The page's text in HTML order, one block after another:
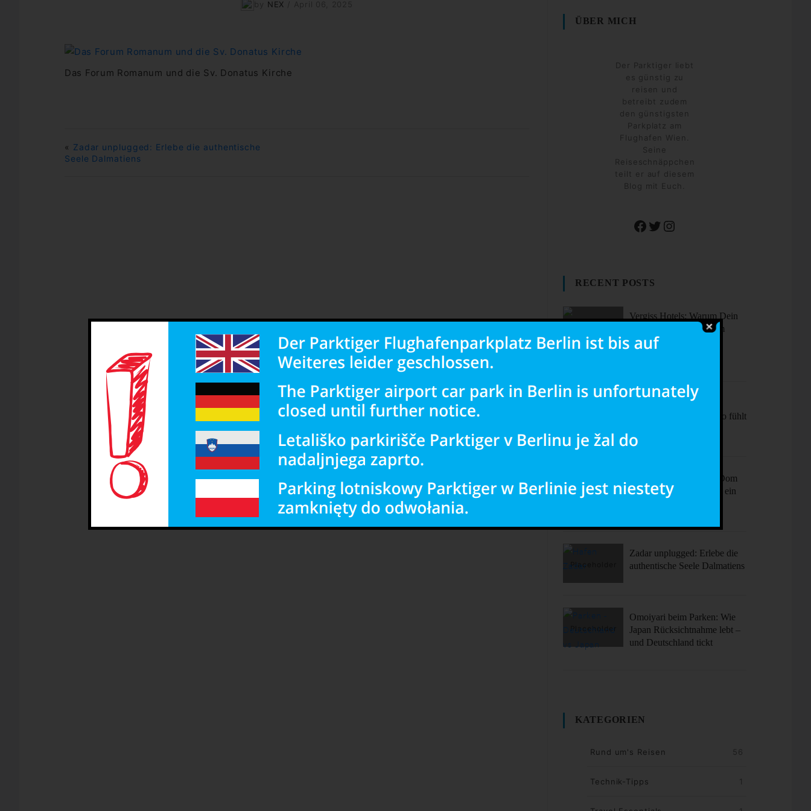
NEX
Das Forum Romanum und die Sv. Donatus Kirche
« Zadar unplugged: Erlebe die authentische
Seele Dalmatiens
ÜBER MICH
Der Parktiger liebt
es günstig zu
reisen und
betreibt zudem
den günstigsten
Parkplatz am
Flughafen Wien.
Seine
Reiseschnäppchen
teilt er auf diesem
Blog mit Euch.
Facebook
TwitterInstagram
RECENT POSTS
Vergiss Hotels: Warum Dein
nächster Urlaub in einem
dieser coolen Airbnbs
Sehenswürdigkeiten – So fühlt
Ciao Milano! Mehr als Dom
& Mode – Dein Plan für ein
Zadar unplugged: Erlebe die
authentische Seele Dalmatiens
Omoiyari beim Parken: Wie
Japan Rücksichtnahme lebt –
und Deutschland tickt
KATEGORIEN
Rund um's Reisen 56
Technik-Tipps 1